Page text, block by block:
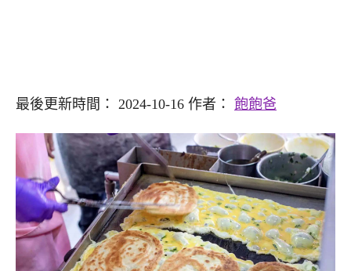
最後更新時間： 2024-10-16 作者： 飽飽爸